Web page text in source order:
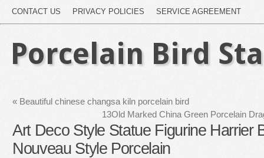
CONTACT US PRIVACY POLICIES SERVICE AGREEMENT
Porcelain Bird
« Beautiful chinese changsa kiln porcelain bird
13Old Marked China Green Porcelain
Art Deco Style Statue Figurine Harrier
Nouveau Style Porcelain